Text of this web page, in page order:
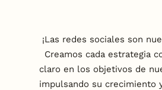
¡Las redes sociales son
Creamos cada estrategia
claro en los objetivos de
impulsando su crecimiento